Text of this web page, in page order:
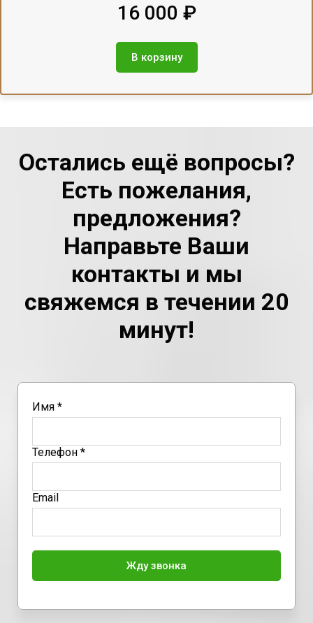
16 000 ₽
В корзину
Остались ещё вопросы?
Есть пожелания,
предложения?
Направьте Ваши
контакты и мы
свяжемся в течении 20
минут!
Имя *
Телефон *
Email
Жду звонка